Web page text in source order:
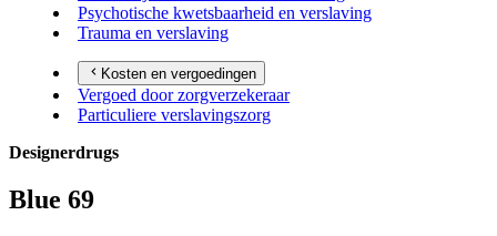
Psychotische kwetsbaarheid en verslaving
Trauma en verslaving
Kosten en vergoedingen
Vergoed door zorgverzekeraar
Particuliere verslavingszorg
Designerdrugs
Blue 69